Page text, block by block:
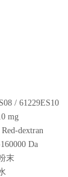
/ 61229ES10
mg
dextran
Da
末